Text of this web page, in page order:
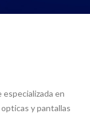
en
y pantallas